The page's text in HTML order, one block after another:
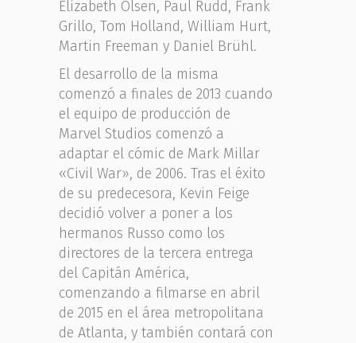
Elizabeth Olsen, Paul Rudd, Frank
Grillo, Tom Holland, William Hurt,
Martin Freeman y Daniel Brühl.
El desarrollo de la misma
comenzó a finales de 2013 cuando
el equipo de producción de
Marvel Studios comenzó a
adaptar el cómic de Mark Millar
«Civil War», de 2006. Tras el éxito
de su predecesora, Kevin Feige
decidió volver a poner a los
hermanos Russo como los
directores de la tercera entrega
del Capitán América,
comenzando a filmarse en abril
de 2015 en el área metropolitana
de Atlanta, y también contará con